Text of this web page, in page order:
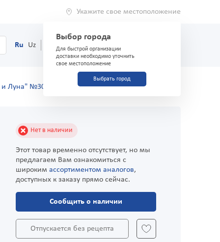
Укажите свое местоположение
Выбор города
Для быстрой организации
доставки необходимо уточнить
свое местоположение
Выбрать город
Ru Uz (71) 200-03-03
и Луна" №30
Нет в наличии
Этот товар временно отсутствует, но мы
предлагаем Вам ознакомиться с
широким ассортиментом аналогов,
доступных к заказу прямо сейчас.
Сообщить о наличии
Отпускается без рецепта